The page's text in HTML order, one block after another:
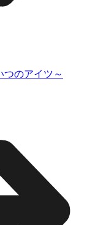
のアイツ～